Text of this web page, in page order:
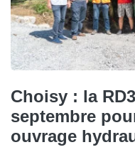
Choisy : la
septembre
ouvrage